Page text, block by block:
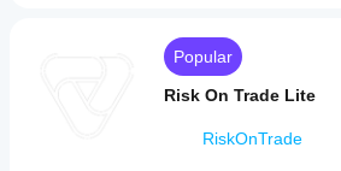
Popular
Risk On Trade Lite
RiskOnTrade